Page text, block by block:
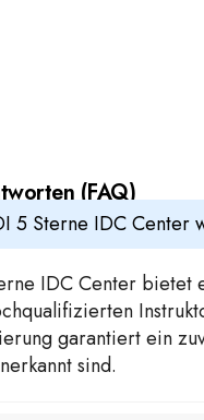
(FAQ)
5 Sterne IDC Center
IDC Center bietet
garantiert ein
sind.